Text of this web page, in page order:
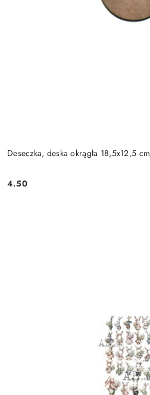
Deseczka, deska okrągła 18,5x12,5 cm
Cena:
4.50